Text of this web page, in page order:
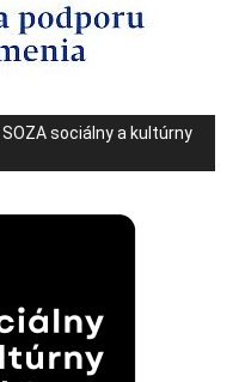
sociálny a kultúrny